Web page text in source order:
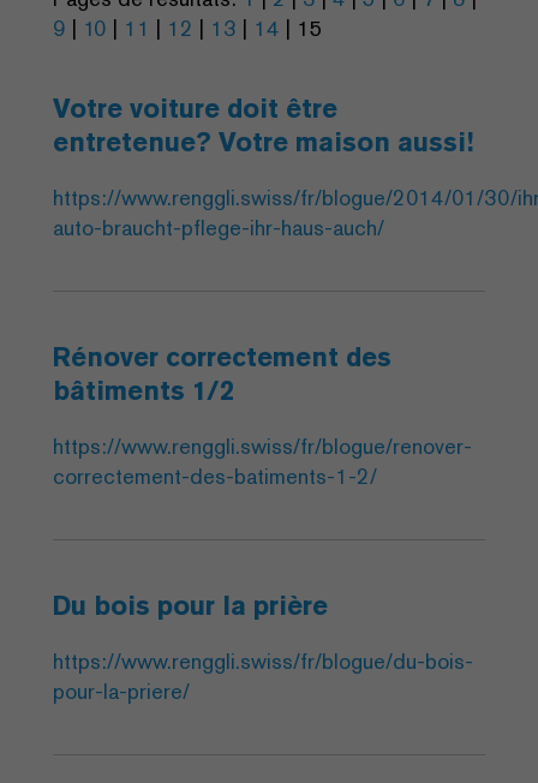
9 | 10 | 11 | 12 | 13 | 14 | 15
Votre voiture doit être
entretenue? Votre maison aussi!
https://www.renggli.swiss/fr/blogue/2014/01/30/
auto-braucht-pflege-ihr-haus-auch/
Rénover correctement des
bâtiments 1/2
https://www.renggli.swiss/fr/blogue/renover-
correctement-des-batiments-1-2/
Du bois pour la prière
https://www.renggli.swiss/fr/blogue/du-bois-
pour-la-priere/